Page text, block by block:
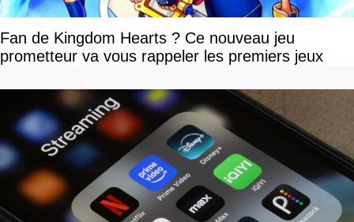
Fan de Kingdom Hearts ? Ce nouveau jeu
prometteur va vous rappeler les premiers jeux